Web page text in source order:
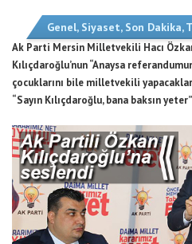
Genel, Siyaset, Son Dakika,
Ak Parti Mersin Milletvekili Hacı
Kılıçdaroğlu’nun “Anaysa
çocuklarını bile milletvekili
“Sayın Kılıçdaroğlu, bana baksın